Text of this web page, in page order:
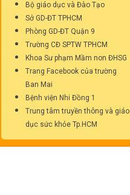
Bộ giáo dục và Đào Tạo
Sở GD-ĐT TPHCM
Phòng GD-ĐT Quận 9
Trường CĐ SPTW TPHCM
Khoa Sư phạm Mầm non ĐHSG
Trang Facebook của trường
Ban Mai
Bệnh viện Nhi Đồng 1
Trung tâm truyền thông và giáo
dục sức khỏe Tp.HCM